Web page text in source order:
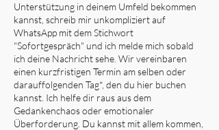
Unterstützung in deinem Umfeld bekommen
kannst, schreib mir unkompliziert auf
WhatsApp mit dem Stichwort
"Sofortgespräch" und ich melde mich sobald
ich deine Nachricht sehe. Wir vereinbaren
einen kurzfristigen Termin am selben oder
darauffolgenden Tag*, den du hier buchen
kannst. Ich helfe dir raus aus dem
Gedankenchaos oder emotionaler
Überforderung. Du kannst mit allem kommen,